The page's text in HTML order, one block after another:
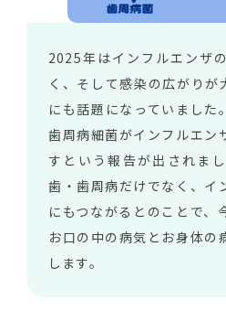
2025年はインフルエンザ
く、そして感染の広がりが
にも話題になっていました
歯周病細菌がインフルエン
すという報告が出されま
歯・歯周病だけでなく、イ
にもつながるとのことで、
お口の中の病気とお身体の
します。